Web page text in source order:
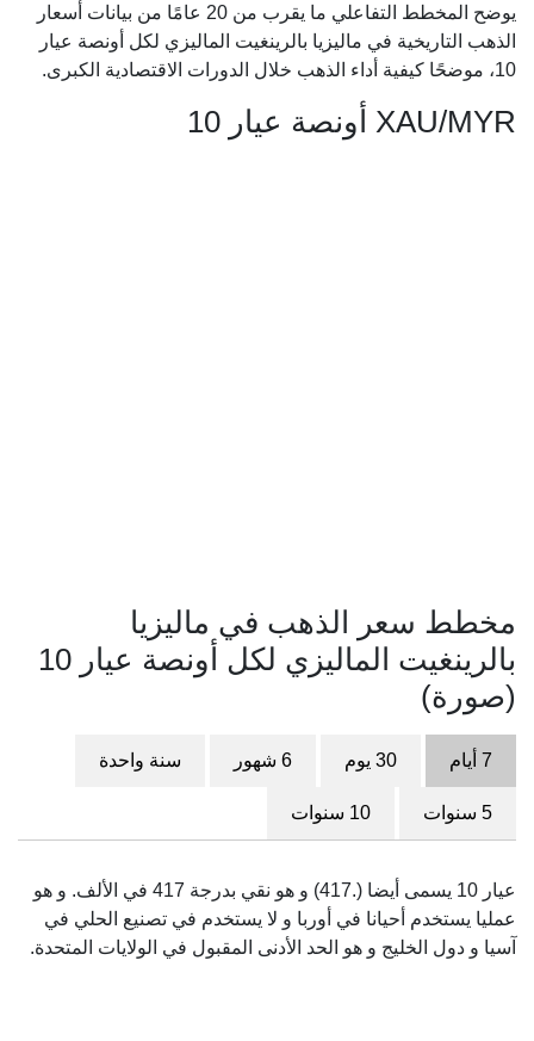
يوضح المخطط التفاعلي ما يقرب من 20 عامًا من بيانات أسعار
الذهب التاريخية في ماليزيا بالرينغيت الماليزي لكل أونصة عيار
10، موضحًا كيفية أداء الذهب خلال الدورات الاقتصادية الكبرى.
XAU/MYR أونصة عيار 10
مخطط سعر الذهب في ماليزيا
بالرينغيت الماليزي لكل أونصة عيار 10
(صورة)
7 أيام 30 يوم 6 شهور سنة واحدة
5 سنوات 10 سنوات
عيار 10 يسمى أيضا (.417) و هو نقي بدرجة 417 في الألف. و هو
عمليا يستخدم أحيانا في أوربا و لا يستخدم في تصنيع الحلي في
آسيا و دول الخليج و هو الحد الأدنى المقبول في الولايات المتحدة.